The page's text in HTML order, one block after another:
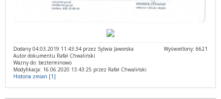
Wyświetlony: 6621
Dodany 04.03.2019 11:43:34 przez Sylwia Jaworska
Autor dokumentu Rafał Chwaliński
Ważny do: bezterminowo
Modyfikacja: 16.06.2020 13:43:25 przez Rafał Chwaliński
Historia zmian [1]